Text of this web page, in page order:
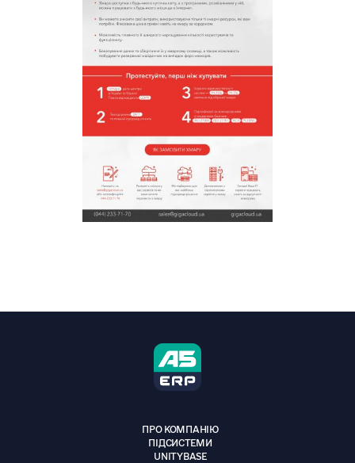
ПРО КОМПАНІЮ
ПІДСИСТЕМИ
UNITYBASE